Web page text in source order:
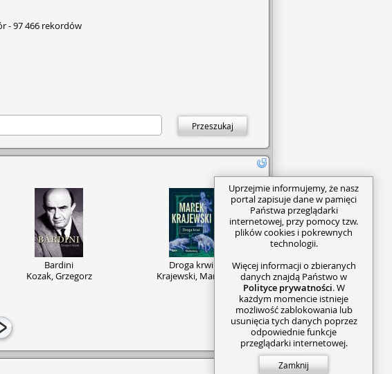
łącznie 94 tys.
Biblioteka Główna i
zaopatrzone w kody
zastąpione kartami
poza działalnością ściśle
bibliotecznych, prowadzi
Organizujemy
na ten temat można
ale do którego po prostu
-97 466 rekordów
Przeszukaj
Bardini
Kozak, Grzegorz
Droga krwi
Krajewski, Marek
Uprzejmie informujemy, że nasz
portal zapisuje dane w pamięci
Państwa przeglądarki
internetowej, przy pomocy tzw.
plików cookies i pokrewnych
technologii.
Więcej informacji o zbieranych
danych znajdą Państwo w
Polityce prywatności. W
każdym momencie istnieje
możliwość zablokowania lub
usunięcia tych danych poprzez
odpowiednie funkcje
przeglądarki internetowej.
Zamknij